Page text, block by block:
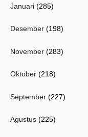
Januari (285)
Desember (198)
November (283)
Oktober (218)
September (227)
Agustus (225)